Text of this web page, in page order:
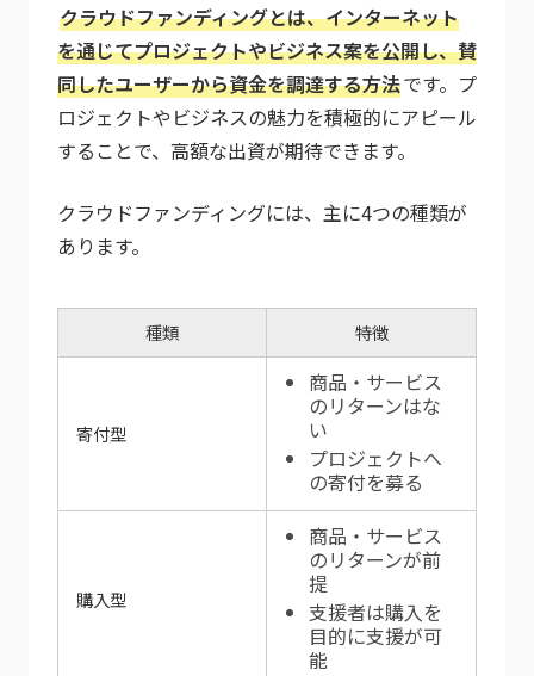
クラウドファンディングとは、インターネット
を通じてプロジェクトやビジネス案を公開し、賛
同したユーザーから資金を調達する方法です。プ
ロジェクトやビジネスの魅力を積極的にアピール
することで、高額な出資が期待できます。
クラウドファンディングには、主に4つの種類が
あります。
種類 特徴
寄付型
商品・サービス
のリターンはな
い
プロジェクトへ
の寄付を募る
購入型
商品・サービス
のリターンが前
提
支援者は購入を
目的に支援が可
能